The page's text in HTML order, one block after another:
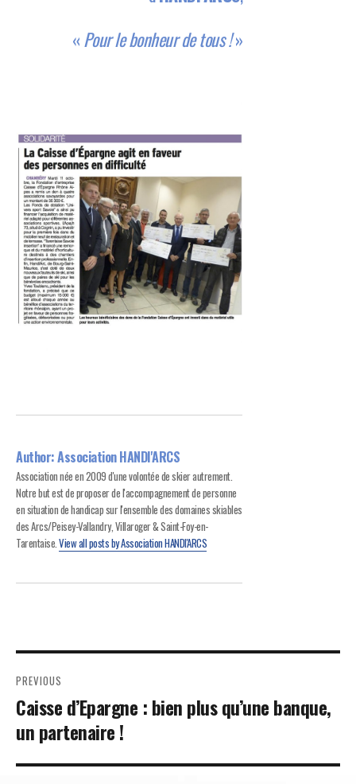
«Pour le bonheur de tous !»
Author:Association HANDI'ARCS
Association née en 2009 d'une volontée de skier autrement.
Notre but est de proposer de l'accompagnement de personne
en situation de handicap sur l'ensemble des domaines skiables
des Arcs/Peisey-Vallandry, Villaroger & Saint-Foy-en-
Tarentaise.View all posts by Association HANDI'ARCS
Navigation
de
l’article
PREVIOUS
Previous
post:
Caisse d’Epargne : bien plus qu’une banque,
un partenaire !